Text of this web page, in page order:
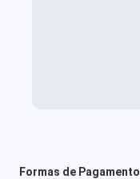
Formas de Pagamento